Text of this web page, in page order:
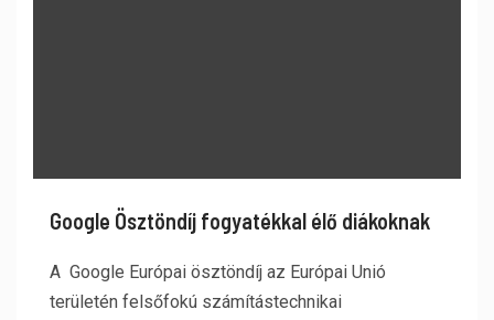
Google Ösztöndíj fogyatékkal élő diákoknak
A Google Európai ösztöndíj az Európai Unió
területén felsőfokú számítástechnikai